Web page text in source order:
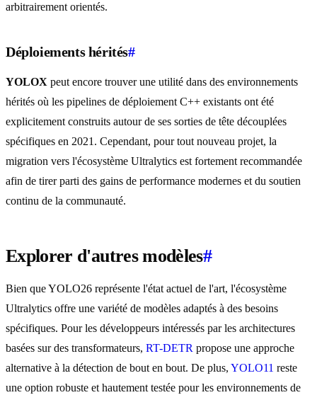
arbitrairement orientés.
Déploiements hérités#
YOLOX peut encore trouver une utilité dans des environnements
hérités où les pipelines de déploiement C++ existants ont été
explicitement construits autour de ses sorties de tête découplées
spécifiques en 2021. Cependant, pour tout nouveau projet, la
migration vers l'écosystème Ultralytics est fortement recommandée
afin de tirer parti des gains de performance modernes et du soutien
continu de la communauté.
Explorer d'autres modèles#
Bien que YOLO26 représente l'état actuel de l'art, l'écosystème
Ultralytics offre une variété de modèles adaptés à des besoins
spécifiques. Pour les développeurs intéressés par les architectures
basées sur des transformateurs, RT-DETR propose une approche
alternative à la détection de bout en bout. De plus, YOLO11 reste
une option robuste et hautement testée pour les environnements de